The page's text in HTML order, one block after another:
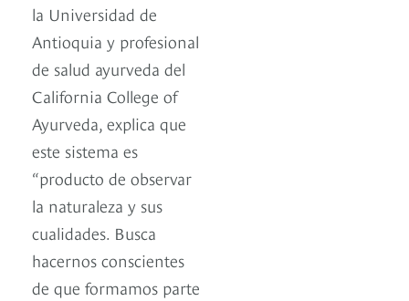
la Universidad de
Antioquia y profesional
de salud ayurveda del
California College of
Ayurveda, explica que
este sistema es
“producto de observar
la naturaleza y sus
cualidades. Busca
hacernos conscientes
de que formamos parte